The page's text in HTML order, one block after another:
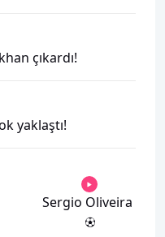
çıkardı!
yaklaştı!
Sergio Oliveira